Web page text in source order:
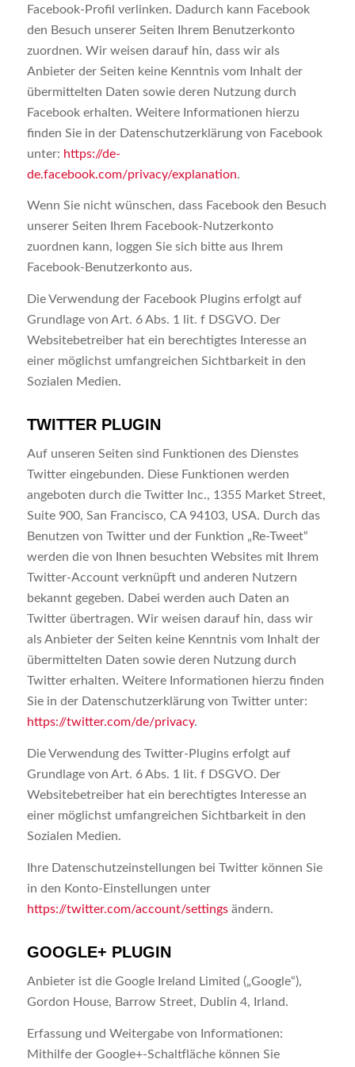
Facebook-Profil verlinken. Dadurch kann Facebook
den Besuch unserer Seiten Ihrem Benutzerkonto
zuordnen. Wir weisen darauf hin, dass wir als
Anbieter der Seiten keine Kenntnis vom Inhalt der
übermittelten Daten sowie deren Nutzung durch
Facebook erhalten. Weitere Informationen hierzu
finden Sie in der Datenschutzerklärung von Facebook
unter: https://de-
de.facebook.com/privacy/explanation.
Wenn Sie nicht wünschen, dass Facebook den Besuch
unserer Seiten Ihrem Facebook-Nutzerkonto
zuordnen kann, loggen Sie sich bitte aus Ihrem
Facebook-Benutzerkonto aus.
Die Verwendung der Facebook Plugins erfolgt auf
Grundlage von Art. 6 Abs. 1 lit. f DSGVO. Der
Websitebetreiber hat ein berechtigtes Interesse an
einer möglichst umfangreichen Sichtbarkeit in den
Sozialen Medien.
TWITTER PLUGIN
Auf unseren Seiten sind Funktionen des Dienstes
Twitter eingebunden. Diese Funktionen werden
angeboten durch die Twitter Inc., 1355 Market Street,
Suite 900, San Francisco, CA 94103, USA. Durch das
Benutzen von Twitter und der Funktion „Re-Tweet“
werden die von Ihnen besuchten Websites mit Ihrem
Twitter-Account verknüpft und anderen Nutzern
bekannt gegeben. Dabei werden auch Daten an
Twitter übertragen. Wir weisen darauf hin, dass wir
als Anbieter der Seiten keine Kenntnis vom Inhalt der
übermittelten Daten sowie deren Nutzung durch
Twitter erhalten. Weitere Informationen hierzu finden
Sie in der Datenschutzerklärung von Twitter unter:
https://twitter.com/de/privacy.
Die Verwendung des Twitter-Plugins erfolgt auf
Grundlage von Art. 6 Abs. 1 lit. f DSGVO. Der
Websitebetreiber hat ein berechtigtes Interesse an
einer möglichst umfangreichen Sichtbarkeit in den
Sozialen Medien.
Ihre Datenschutzeinstellungen bei Twitter können Sie
in den Konto-Einstellungen unter
https://twitter.com/account/settingsändern.
GOOGLE+ PLUGIN
Anbieter ist die Google Ireland Limited („Google“),
Gordon House, Barrow Street, Dublin 4, Irland.
Erfassung und Weitergabe von Informationen:
Mithilfe der Google+-Schaltfläche können Sie